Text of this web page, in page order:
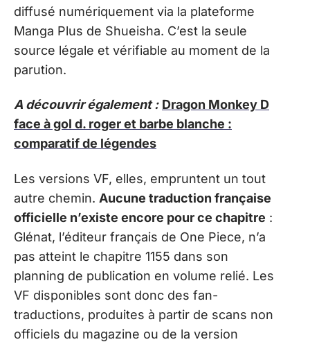
diffusé numériquement via la plateforme
Manga Plus de Shueisha. C’est la seule
source légale et vérifiable au moment de la
parution.
A découvrir également : Dragon Monkey D
face à gol d. roger et barbe blanche :
comparatif de légendes
Les versions VF, elles, empruntent un tout
autre chemin. Aucune traduction française
officielle n’existe encore pour ce chapitre :
Glénat, l’éditeur français de One Piece, n’a
pas atteint le chapitre 1155 dans son
planning de publication en volume relié. Les
VF disponibles sont donc des fan-
traductions, produites à partir de scans non
officiels du magazine ou de la version